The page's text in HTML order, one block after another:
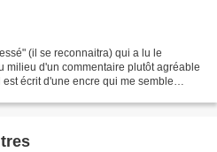
(il se reconnaitra) qui a lu le
milieu d'un commentaire plutôt agréable
écrit d'une encre qui me semble